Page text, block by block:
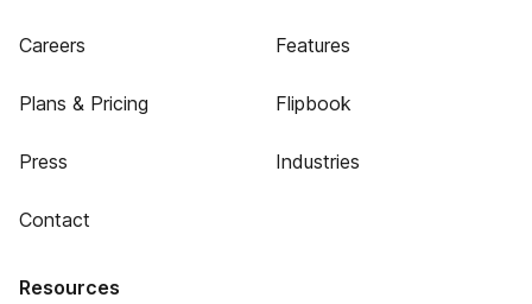
Careers
Plans & Pricing
Press
Contact
Features
Flipbook
Industries
Resources